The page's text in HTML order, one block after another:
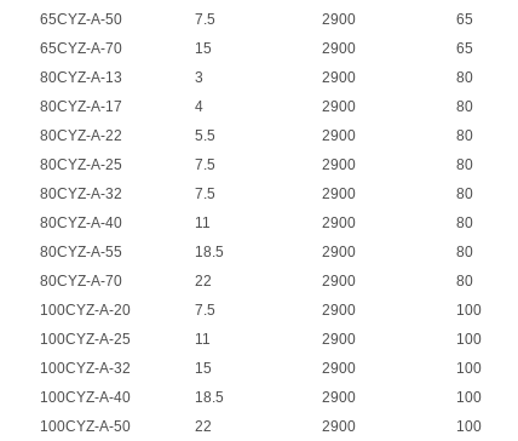
65CYZ-A-50
7.5 2900 65
65CYZ-A-70
15 2900 65
80CYZ-A-13
3 2900 80
80CYZ-A-17
4 2900 80
80CYZ-A-22
5.5 2900 80
80CYZ-A-25
7.5 2900 80
80CYZ-A-32
7.5 2900 80
80CYZ-A-40
11 2900 80
80CYZ-A-55
18.5 2900 80
80CYZ-A-70
22 2900 80
100CYZ-A-20
7.5 2900 100
100CYZ-A-25
11 2900 100
100CYZ-A-32
15 2900 100
100CYZ-A-40
18.5 2900 100
100CYZ-A-50
22 2900 100